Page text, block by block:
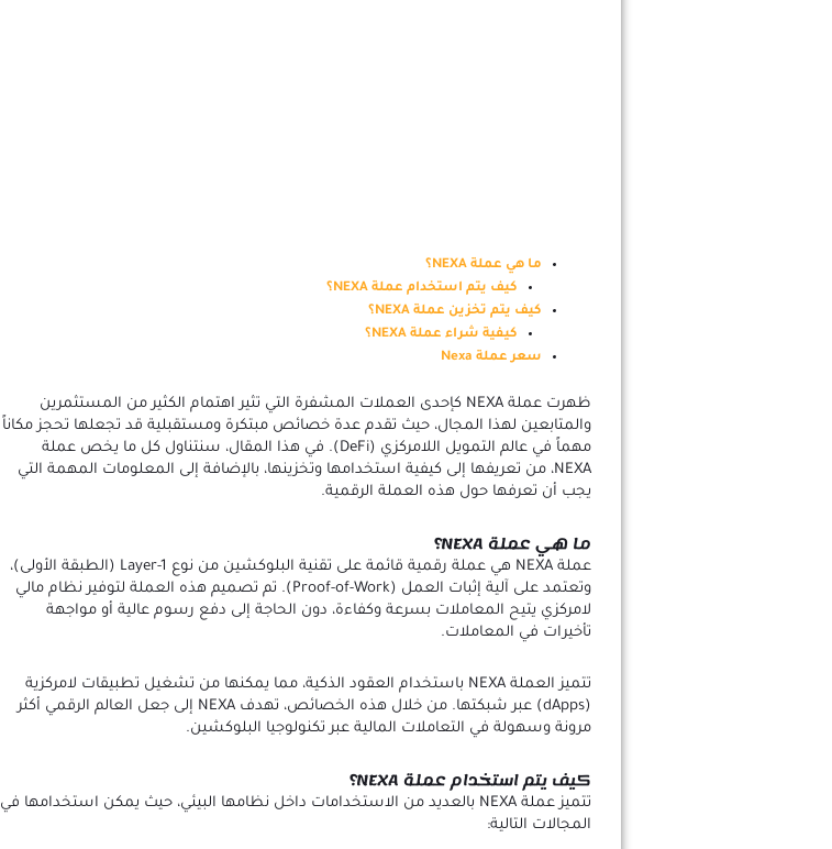
ما هي عملة NEXA؟
كيف يتم استخدام عملة NEXA؟
كيف يتم تخزين عملة NEXA؟
كيفية شراء عملة NEXA؟
سعر عملة Nexa
ظهرت عملة NEXA كإحدى العملات المشفرة التي تثير اهتمام الكثير من المستثمرين
والمتابعين لهذا المجال، حيث تقدم عدة خصائص مبتكرة ومستقبلية قد تجعلها تحجز مكاناً
مهماً في عالم التمويل اللامركزي (DeFi). في هذا المقال، سنتناول كل ما يخص عملة
NEXA، من تعريفها إلى كيفية استخدامها وتخزينها، بالإضافة إلى المعلومات المهمة التي
يجب أن تعرفها حول هذه العملة الرقمية.
ما هي عملة NEXA؟
عملة NEXA هي عملة رقمية قائمة على تقنية البلوكشين من نوع Layer-1 (الطبقة الأولى)،
وتعتمد على آلية إثبات العمل (Proof-of-Work). تم تصميم هذه العملة لتوفير نظام مالي
لامركزي يتيح المعاملات بسرعة وكفاءة، دون الحاجة إلى دفع رسوم عالية أو مواجهة
تأخيرات في المعاملات.
تتميز العملة NEXA باستخدام العقود الذكية، مما يمكنها من تشغيل تطبيقات لامركزية
(dApps) عبر شبكتها. من خلال هذه الخصائص، تهدف NEXA إلى جعل العالم الرقمي أكثر
مرونة وسهولة في التعاملات المالية عبر تكنولوجيا البلوكشين.
كيف يتم استخدام عملة NEXA؟
تتميز عملة NEXA بالعديد من الاستخدامات داخل نظامها البيئي، حيث يمكن استخدامها في
المجالات التالية: